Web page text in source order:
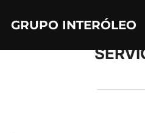
GRUPO INTERÓLEO